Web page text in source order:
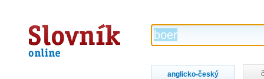
Slovník
online
anglicko-český